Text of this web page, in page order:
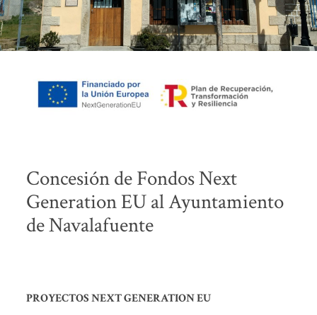
Concesión de Fondos Next
Generation EU al Ayuntamiento
de Navalafuente
PROYECTOS NEXT GENERATION EU